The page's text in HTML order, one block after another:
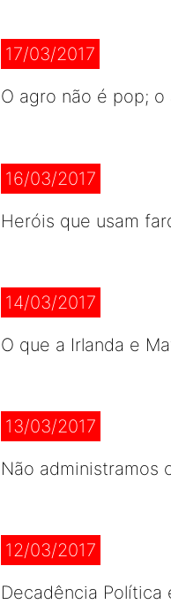
17/03/2017
O agro não é pop;
16/03/2017
Heróis que usam
14/03/2017
O que a Irlanda e
13/03/2017
Não administramos
12/03/2017
Decadência Política